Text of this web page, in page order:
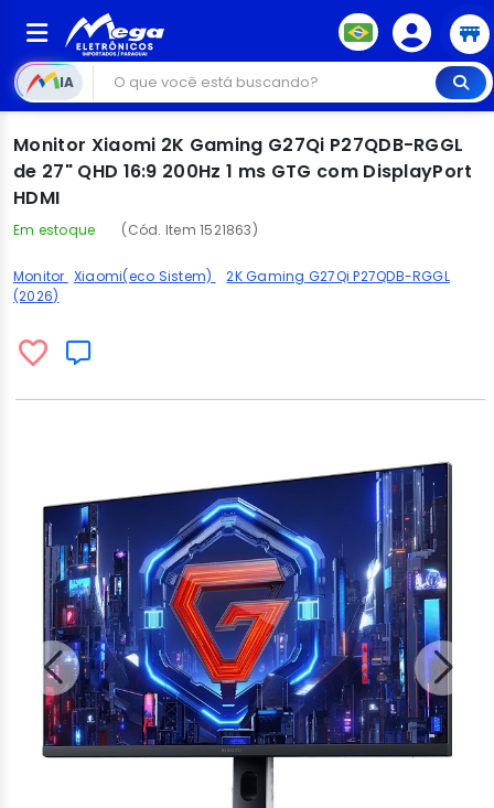
IA
Monitor Xiaomi 2K Gaming G27Qi P27QDB-RGGL
de 27" QHD 16:9 200Hz 1 ms GTG com DisplayPort
HDMI
Em estoque (Cód. Item 1521863)
Monitor Xiaomi(eco Sistem)
2K Gaming G27Qi P27QDB-RGGL
(2026)